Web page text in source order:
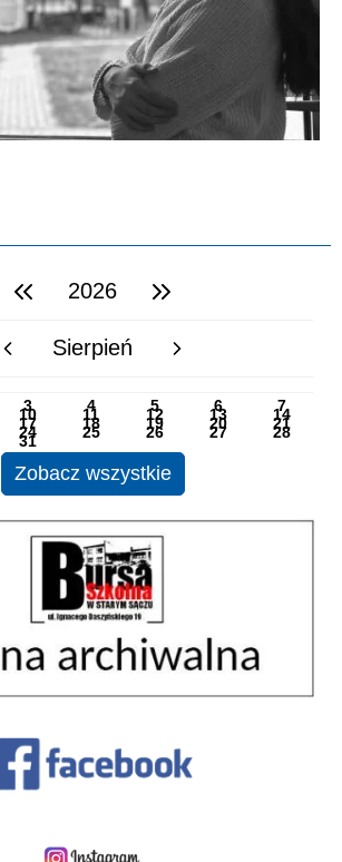
poprzedni rok2026 następny rok
poprzedni miesiącSierpień następny miesiąc
3 4 5 6 7
10 11 12 13 14
17 18 19 20 21
24 25 26 27 28
31
Zobacz wszystkie